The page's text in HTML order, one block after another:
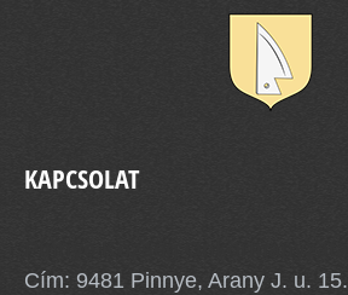
KAPCSOLAT
Cím: 9481 Pinnye, Arany J. u. 15.